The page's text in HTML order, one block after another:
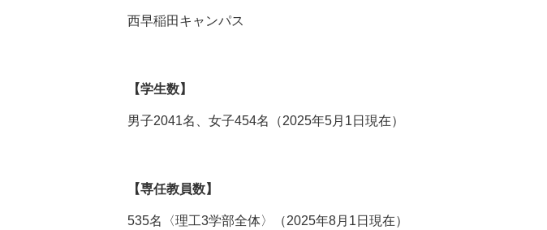
西早稲田キャンパス
【学生数】
男子2041名、女子454名（2025年5月1日現在）
【専任教員数】
535名〈理工3学部全体〉（2025年8月1日現在）